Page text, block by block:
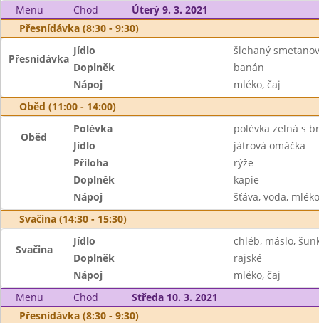
Menu
Chod
Úterý 9. 3. 2021
Přesnídávka (8:30 - 9:30)
Přesnídávka
Jídlo
šlehaný
Doplněk
banán
Nápoj
mléko, čaj
Oběd (11:00 - 14:00)
Oběd
Polévka
polévka zelná s
Jídlo
játrová omáčka
Příloha
rýže
Doplněk
kapie
Nápoj
šťáva, voda, mléko
Svačina (14:30 - 15:30)
Svačina
Jídlo
chléb, máslo,
Doplněk
rajské
Nápoj
mléko, čaj
Menu
Chod
Středa 10. 3. 2021
Přesnídávka (8:30 - 9:30)